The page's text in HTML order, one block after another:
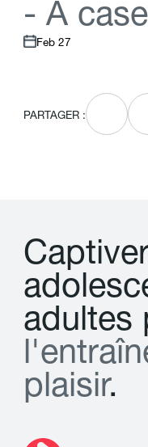
- A case
Feb 27
PARTAGER :
Captive
adolesc
adultes
l'entraîn
plaisir.